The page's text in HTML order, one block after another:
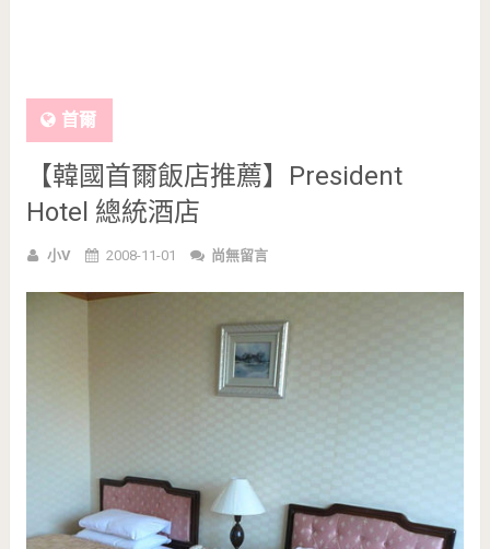
首爾
【韓國首爾飯店推薦】President
Hotel 總統酒店
小V 2008-11-01 尚無留言